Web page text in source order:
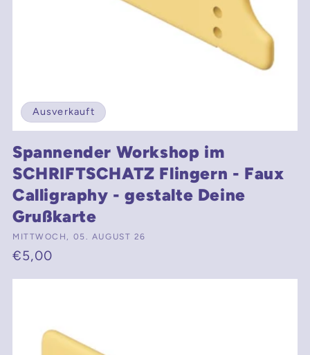
Ausverkauft
Spannender Workshop im
SCHRIFTSCHATZ Flingern - Faux
Calligraphy - gestalte Deine
Grußkarte
Anbieter:
MITTWOCH, 05. AUGUST 26
Normaler
€5,00